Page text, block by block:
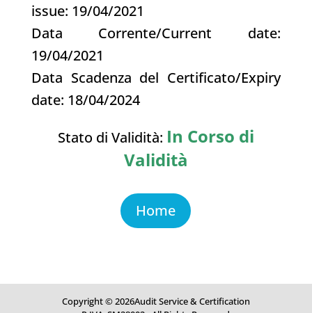
issue: 19/04/2021
Data Corrente/Current date:
19/04/2021
Data Scadenza del Certificato/Expiry
date: 18/04/2024
Stato di Validità: In Corso di
Validità
Home
Copyright © 2026Audit Service & Certification